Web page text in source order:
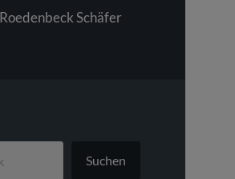
Schäfer
Suchen